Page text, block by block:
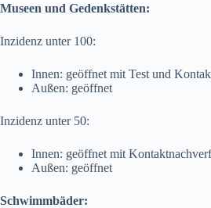
Museen und Gedenkstätten:
Inzidenz unter 100:
Innen: geöffnet mit Test und
Außen: geöffnet
Inzidenz unter 50:
Innen: geöffnet mit
Außen: geöffnet
Schwimmbäder: